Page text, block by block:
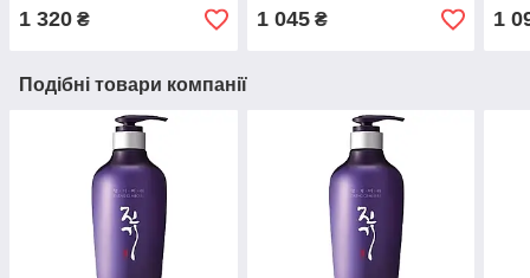
1 320 ₴ 1 045₴ 1
Подібні товари компанії